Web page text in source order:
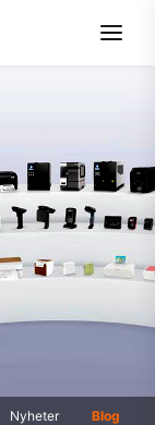
Nyheter Blog